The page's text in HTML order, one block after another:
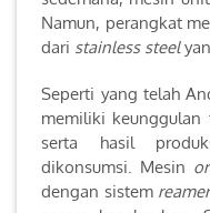
Namun, perangkat
dari stainless steel
Seperti yang telah
memiliki keunggulan
serta hasil
dikonsumsi. Mesin
dengan sistem reamer